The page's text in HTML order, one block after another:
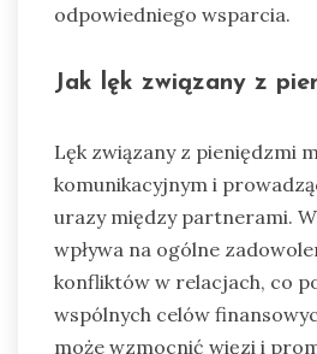
odpowiedniego wsparcia.
Jak lęk związany z
Lęk związany z pieniędzmi
komunikacyjnym i
urazy między partnerami.
wpływa na ogólne
konfliktów w relacjach, co
wspólnych celów
może wzmocnić więzi i